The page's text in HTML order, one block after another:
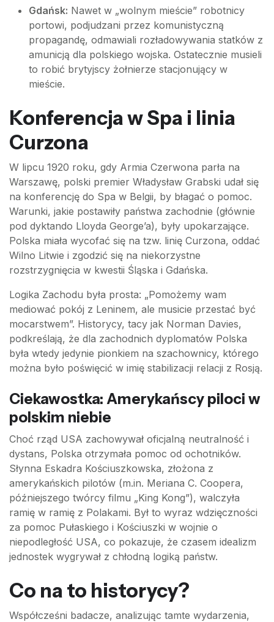
Gdańsk: Nawet w „wolnym mieście” robotnicy
portowi, podjudzani przez komunistyczną
propagandę, odmawiali rozładowywania statków z
amunicją dla polskiego wojska. Ostatecznie musieli
to robić brytyjscy żołnierze stacjonujący w
mieście.
Konferencja w Spa i linia
Curzona
W lipcu 1920 roku, gdy Armia Czerwona parła na
Warszawę, polski premier Władysław Grabski udał się
na konferencję do Spa w Belgii, by błagać o pomoc.
Warunki, jakie postawiły państwa zachodnie (głównie
pod dyktando Lloyda George’a), były upokarzające.
Polska miała wycofać się na tzw. linię Curzona, oddać
Wilno Litwie i zgodzić się na niekorzystne
rozstrzygnięcia w kwestii Śląska i Gdańska.
Logika Zachodu była prosta: „Pomożemy wam
mediować pokój z Leninem, ale musicie przestać być
mocarstwem”. Historycy, tacy jak Norman Davies,
podkreślają, że dla zachodnich dyplomatów Polska
była wtedy jedynie pionkiem na szachownicy, którego
można było poświęcić w imię stabilizacji relacji z Rosją.
Ciekawostka: Amerykańscy piloci w
polskim niebie
Choć rząd USA zachowywał oficjalną neutralność i
dystans, Polska otrzymała pomoc od ochotników.
Słynna Eskadra Kościuszkowska, złożona z
amerykańskich pilotów (m.in. Meriana C. Coopera,
późniejszego twórcy filmu „King Kong”), walczyła
ramię w ramię z Polakami. Był to wyraz wdzięczności
za pomoc Pułaskiego i Kościuszki w wojnie o
niepodległość USA, co pokazuje, że czasem idealizm
jednostek wygrywał z chłodną logiką państw.
Co na to historycy?
Współcześni badacze, analizując tamte wydarzenia,